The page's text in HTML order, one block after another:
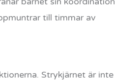
till timmar av
Strykjärnet är inte